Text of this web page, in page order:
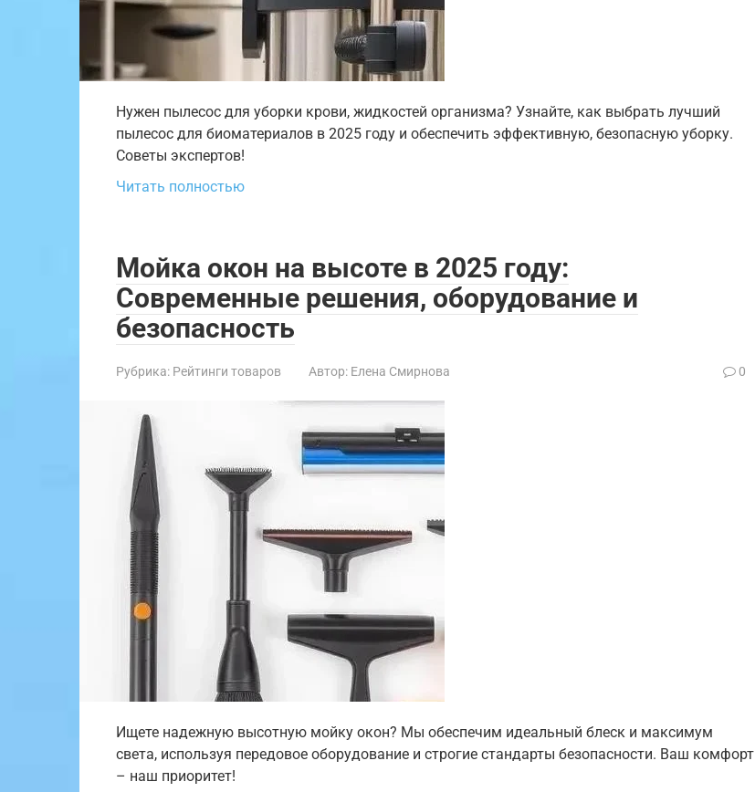
Нужен пылесос для уборки крови, жидкостей организма? Узнайте, как выбрать лучший
пылесос для биоматериалов в 2025 году и обеспечить эффективную, безопасную уборку.
Советы экспертов!
Читать полностью
Мойка окон на высоте в 2025 году:
Современные решения, оборудование и
безопасность
Рубрика: Рейтинги товаров Автор: Елена Смирнова 0
Ищете надежную высотную мойку окон? Мы обеспечим идеальный блеск и максимум
света, используя передовое оборудование и строгие стандарты безопасности. Ваш комфорт
– наш приоритет!